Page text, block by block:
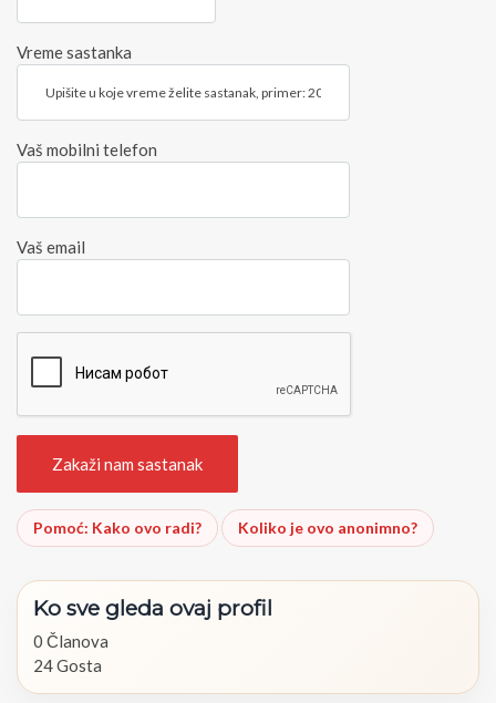
Vreme sastanka
Vaš mobilni telefon
Vaš email
Pomoć: Kako ovo radi? Koliko je ovo anonimno?
Ko sve gleda ovaj profil
0 Članova
24 Gosta